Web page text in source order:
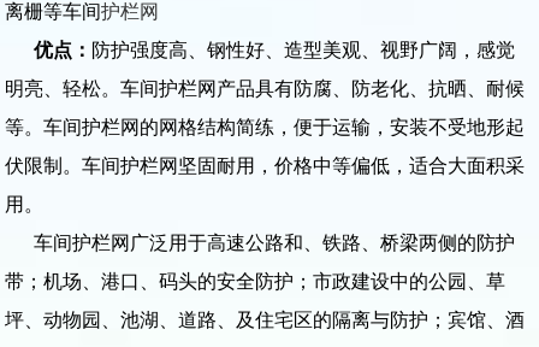
离栅等车间护栏网
优点： 防护强度高、钢性好、造型美观、视野广阔，感觉
明亮、轻松。车间护栏网产品具有防腐、防老化、抗晒、耐候
等。车间护栏网的网格结构简练，便于运输，安装不受地形起
伏限制。车间护栏网坚固耐用，价格中等偏低，适合大面积采
用。
车间护栏网广泛用于高速公路和、铁路、桥梁两侧的防护
带；机场、港口、码头的安全防护；市政建设中的公园、草
坪、动物园、池湖、道路、及住宅区的隔离与防护；宾馆、酒